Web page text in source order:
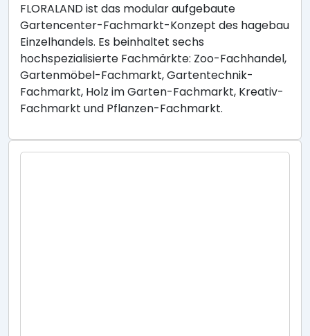
FLORALAND ist das modular aufgebaute
Gartencenter-Fachmarkt-Konzept des hagebau
Einzelhandels. Es beinhaltet sechs
hochspezialisierte Fachmärkte: Zoo-Fachhandel,
Gartenmöbel-Fachmarkt, Gartentechnik-
Fachmarkt, Holz im Garten-Fachmarkt, Kreativ-
Fachmarkt und Pflanzen-Fachmarkt.